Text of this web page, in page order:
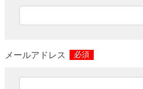
メールアドレス 必須